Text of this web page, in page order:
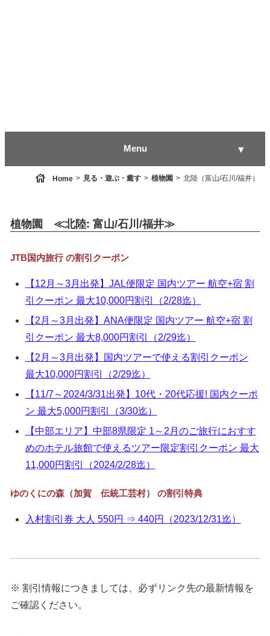
Menu ▼
▼
house Home 見る・遊ぶ・癒す 植物園 北陸（富山/石川/福井）
植物園 ≪北陸: 富山/石川/福井≫
JTB国内旅行 の割引クーポン
【12月～3月出発】JAL便限定 国内ツアー 航空+宿 割
引クーポン 最大10,000円割引（2/28迄）
【2月～3月出発】ANA便限定 国内ツアー 航空+宿 割
引クーポン 最大8,000円割引（2/29迄）
【2月～3月出発】国内ツアーで使える割引クーポン
最大10,000円割引（2/29迄）
【11/7～2024/3/31出発】10代・20代応援! 国内クーポ
ン 最大5,000円割引（3/30迄）
【中部エリア】中部8県限定 1～2月のご旅行におすす
めのホテル旅館で使えるツアー限定割引クーポン 最大
11,000円割引（2024/2/28迄）
ゆのくにの森（加賀 伝統工芸村） の割引特典
入村割引券 大人 550円 ⇒ 440円（2023/12/31迄）
※ 割引情報につきましては、必ずリンク先の最新情報を
ご確認ください。